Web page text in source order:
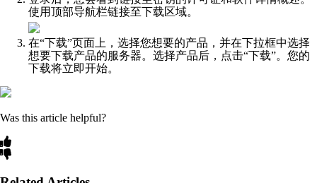
使用顶部导航栏链接至下载区域。
在“下载”页面上，选择您想要的产品，并在下拉框中选择
想要下载产品的服务器。选择产品后，点击“下载”。您的
下载将立即开始。
Was this article helpful?